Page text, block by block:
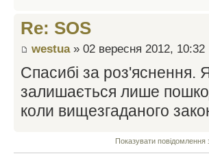
Re: SOS
westua» 02 вересня 2012, 10:32
Спасибі за роз'яснення.
залишається лише
коли вищезгаданого
Показувати повідомлення